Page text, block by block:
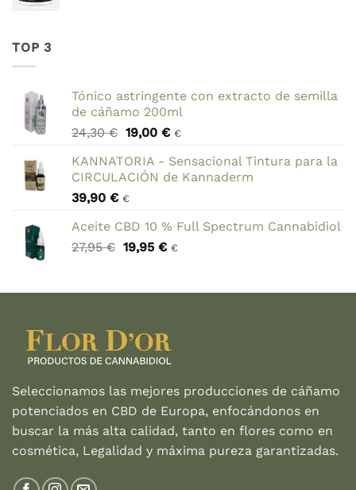
TOP 3
Tónico astringente con extracto de semilla
de cáñamo 200ml
24,30€ El
original
era:
24,30 €.
19,00 €El
actual
es:
€
KANNATORIA - Sensacional Tintura para la
CIRCULACIÓN de Kannaderm
39,90 € €
Aceite CBD 10 % Full Spectrum Cannabidiol
27,95€ El
era:
19,95 €El
es:
€
Seleccionamos las mejores producciones de cáñamo
potenciados en CBD de Europa, enfocándonos en
buscar la más alta calidad, tanto en flores como en
cosmética, Legalidad y máxima pureza garantizadas.